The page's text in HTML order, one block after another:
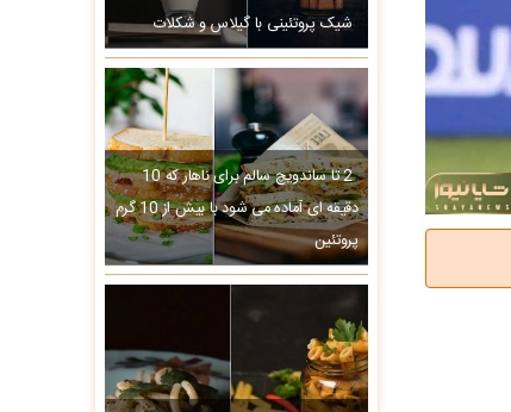
شیک پروتئینی با گیلاس و شکلات
2 تا ساندویچ سالم برای ناهار که 10
دقیقه ای آماده می شود با بیش از 10 گرم
پروتئین